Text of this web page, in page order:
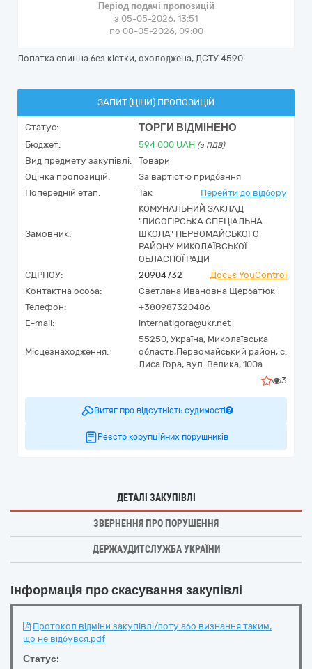
Період подачі пропозицій
з 05-05-2026, 13:51
по 08-05-2026, 09:00
Лопатка свинна без кістки, охолоджена, ДСТУ 4590
ЗАПИТ (ЦІНИ) ПРОПОЗИЦІЙ
Статус: ТОРГИ ВІДМІНЕНО
Бюджет: 594 000 UAH (з ПДВ)
Вид предмету закупівлі:
Товари
Оцінка пропозицій:
За вартістю придбання
Попередній етап:
Так Перейти до відбору
Замовник:
КОМУНАЛЬНИЙ ЗАКЛАД
"ЛИСОГІРСЬКА СПЕЦІАЛЬНА
ШКОЛА" ПЕРВОМАЙСЬКОГО
РАЙОНУ МИКОЛАЇВСЬКОЇ
ОБЛАСНОЇ РАДИ
ЄДРПОУ:
20904732
Досьє YouControl
Контактна особа:
Светлана Ивановна Щербатюк
Телефон:
+380987320486
E-mail:
internatlgora@ukr.net
Місцезнаходження:
55250, Україна, Миколаївська
область,Первомайський район, с.
Лиса Гора, вул. Велика, 100а
3
Витяг про відсутність судимості
Реєстр корупційних порушників
ДЕТАЛІ ЗАКУПІВЛІ
ЗВЕРНЕННЯ ПРО ПОРУШЕННЯ
ДЕРЖАУДИТСЛУЖБА УКРАЇНИ
Інформація про скасування закупівлі
Протокол відміни закупівлі/лоту або визнання таким,
що не відбувся.pdf
Статус: